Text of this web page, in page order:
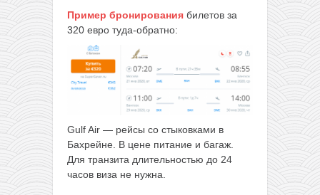
Пример бронирования билетов за
320 евро туда-обратно:
Gulf Air — рейсы со стыковками в
Бахрейне. В цене питание и багаж.
Для транзита длительностью до 24
часов виза не нужна.